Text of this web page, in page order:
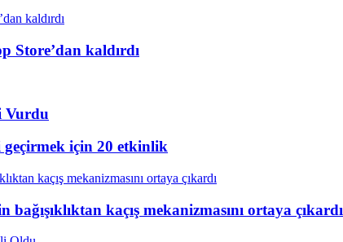
Store’dan kaldırdı
Vurdu
için 20 etkinlik
kaçış mekanizmasını ortaya çıkardı